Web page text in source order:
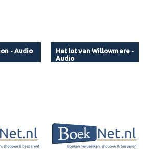
- Audio
Het lot van Willowmere -
Audio